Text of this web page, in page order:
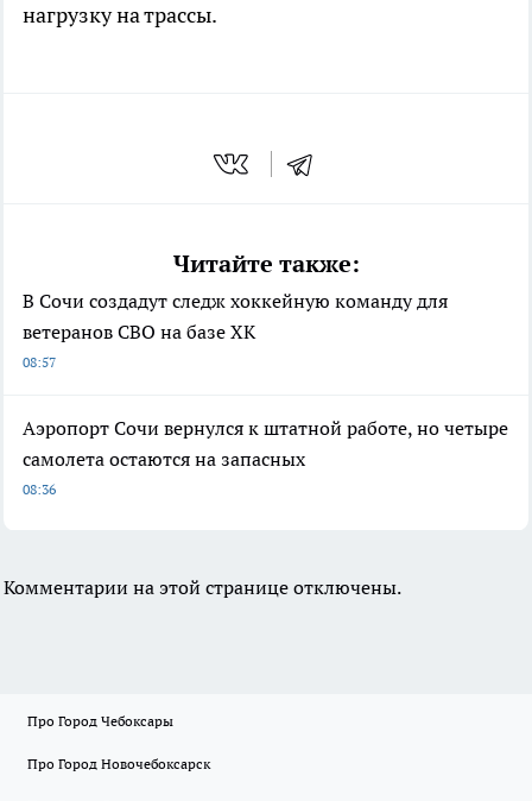
нагрузку на трассы.
Читайте также:
В Сочи создадут следж хоккейную команду для
ветеранов СВО на базе ХК
08:57
Аэропорт Сочи вернулся к штатной работе, но четыре
самолета остаются на запасных
08:36
Комментарии на этой странице отключены.
Про Город Чебоксары
Про Город Новочебоксарск